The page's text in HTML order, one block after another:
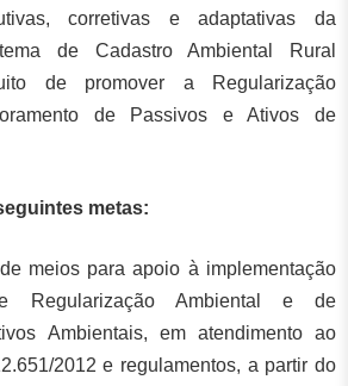
corretivas e adaptativas da
de Cadastro Ambiental Rural
de promover a Regularização
de Passivos e Ativos de
metas:
meios para apoio à implementação
Regularização Ambiental e de
Ambientais, em atendimento ao
2012 e regulamentos, a partir do